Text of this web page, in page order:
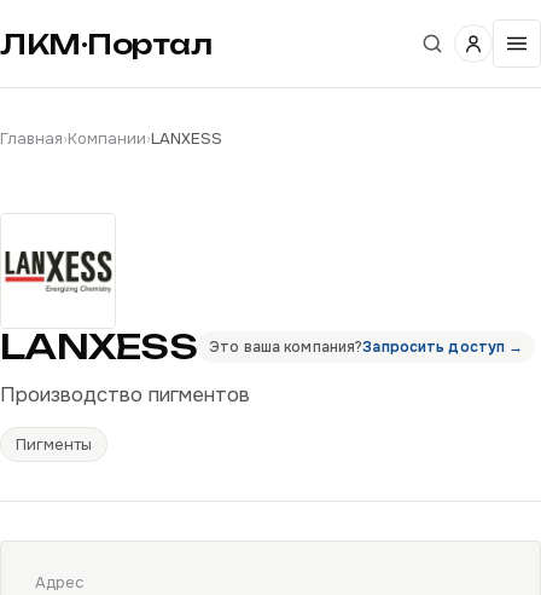
ЛКМ·Портал
Главная›Компании›LANXESS
LANXESS Это ваша компания?Запросить доступ →
Производство пигментов
Пигменты
Адрес